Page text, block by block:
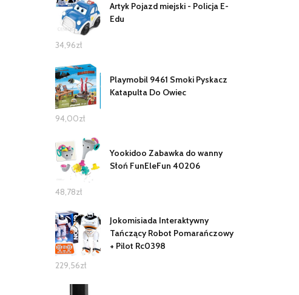
Artyk Pojazd miejski - Policja E-
Edu
34,96zł
Playmobil 9461 Smoki Pyskacz
Katapulta Do Owiec
94,00zł
Yookidoo Zabawka do wanny
Słoń FunEleFun 40206
48,78zł
Jokomisiada Interaktywny
Tańczący Robot Pomarańczowy
+ Pilot Rc0398
229,56zł